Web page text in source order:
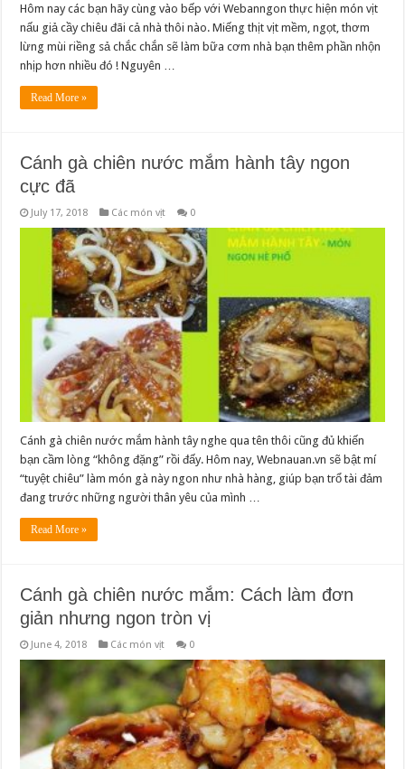
Hôm nay các bạn hãy cùng vào bếp với Webanngon thực hiện món vịt
nấu giả cầy chiêu đãi cả nhà thôi nào. Miếng thịt vịt mềm, ngọt, thơm
lừng mùi riềng sả chắc chắn sẽ làm bữa cơm nhà bạn thêm phần nhộn
nhịp hơn nhiều đó ! Nguyên …
Read More »
Cánh gà chiên nước mắm hành tây ngon
cực đã
July 17, 2018 Các món vịt 0
Cánh gà chiên nước mắm hành tây nghe qua tên thôi cũng đủ khiến
bạn cầm lòng “không đặng” rồi đấy. Hôm nay, Webnauan.vn sẽ bật mí
“tuyệt chiêu” làm món gà này ngon như nhà hàng, giúp bạn trổ tài đảm
đang trước những người thân yêu của mình …
Read More »
Cánh gà chiên nước mắm: Cách làm đơn
giản nhưng ngon tròn vị
June 4, 2018 Các món vịt 0